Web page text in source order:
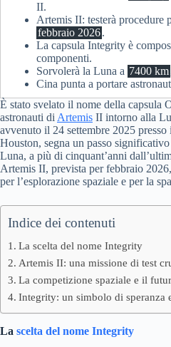
II.
Artemis II: testerà procedure
febbraio 2026.
La capsula Integrity è
componenti.
Sorvolerà la Luna a 7400 km
Cina punta a portare
È stato svelato il nome della capsula
astronauti di Artemis II intorno alla
avvenuto il 24 settembre 2025
Houston, segna un passo
Luna, a più di cinquant’anni
Artemis II, prevista per febbraio
per l’esplorazione spaziale e per la
Indice dei contenuti
La scelta del nome Integrity
Artemis II: una missione di test
La competizione spaziale e il
Integrity: un simbolo di speranza
La scelta del nome Integrity